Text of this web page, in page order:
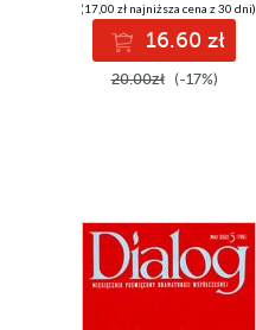
(17,00 zł najniższa cena z 30 dni)
16.60 zł
20.00zł (-17%)